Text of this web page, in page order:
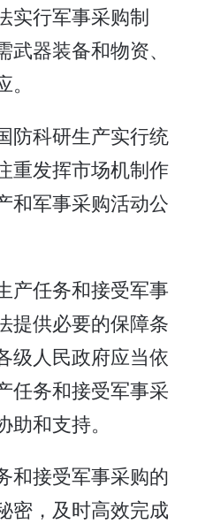
行军事采购制
器装备和物资、
科研生产实行统
重发挥市场机制作
和军事采购活动公
产任务和接受军事
提供必要的保障条
级人民政府应当依
任务和接受军事采
和支持。
和接受军事采购的
密，及时高效完成